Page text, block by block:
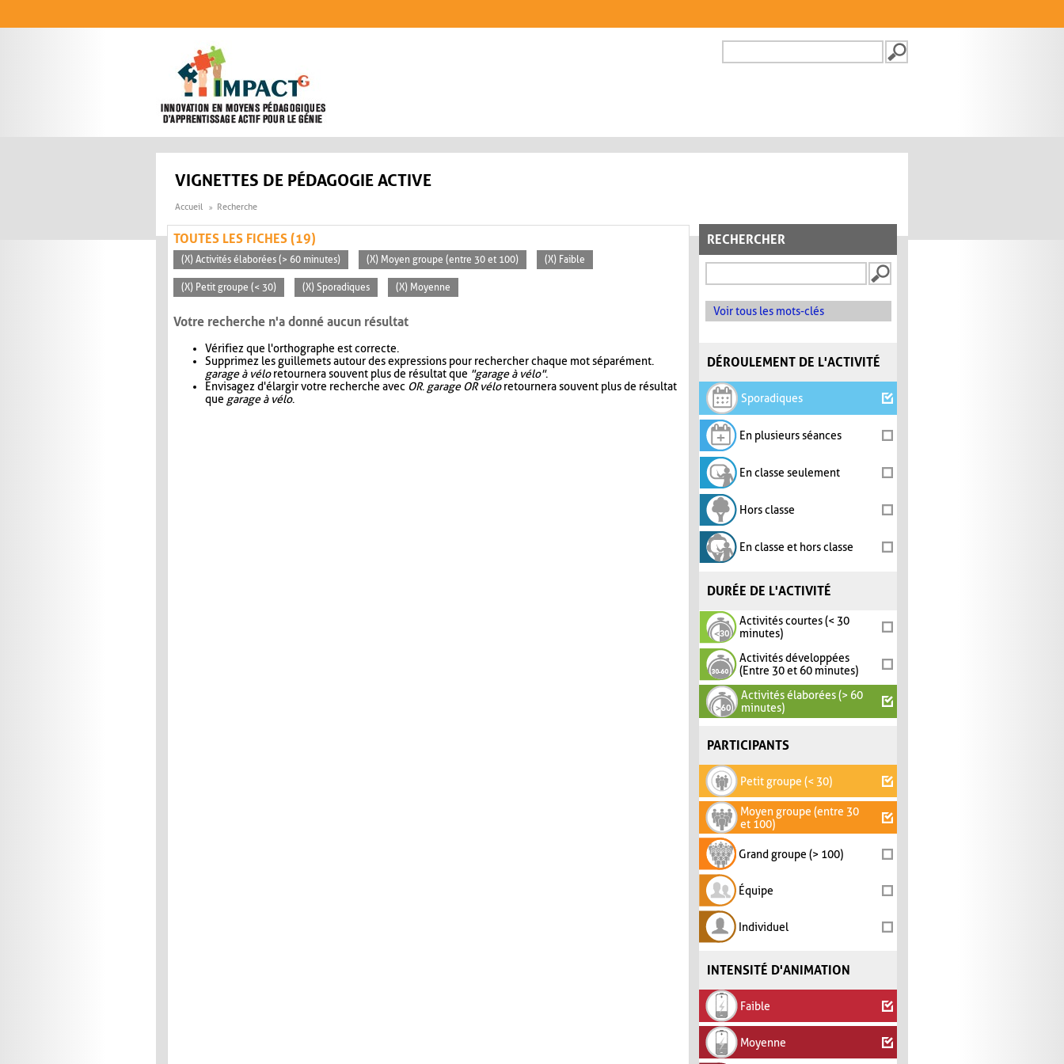
FORMULAIRE DE
VIGNETTES DE PÉDAGOGIE ACTIVE
Accueil Recherche
RECHERCHER
Voir tous les mots-clés
DÉROULEMENT DE L'ACTIVITÉ
Sporadiques
En plusieurs séances
En classe seulement
Hors classe
En classe et hors classe
DURÉE DE L'ACTIVITÉ
Activités courtes (< 30
minutes)
Activités développées
(Entre 30 et 60 minutes)
Activités élaborées (> 60
minutes)
PARTICIPANTS
Petit groupe (< 30)
Moyen groupe (entre 30
et 100)
Grand groupe (> 100)
Équipe
Individuel
INTENSITÉ D'ANIMATION
Faible
Moyenne
TOUTES LES FICHES (19)
(X) Activités élaborées (> 60 minutes) (X) Moyen groupe (entre 30 et 100) (X) Faible
(X) Petit groupe (< 30) (X) Sporadiques (X) Moyenne
Votre recherche n'a donné aucun résultat
Vérifiez que l'orthographe est correcte.
Supprimez les guillemets autour des expressions pour rechercher chaque mot séparément.
garage à véloretournera souvent plus de résultat que "garage à vélo".
Envisagez d'élargir votre recherche avec OR. garage OR véloretournera souvent plus de résultat
que garage à vélo.